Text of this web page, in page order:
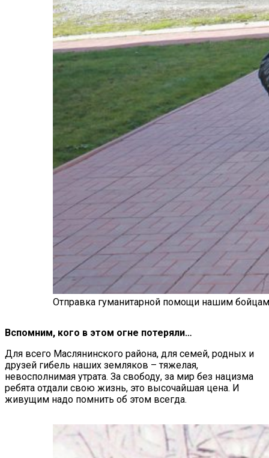
Отправка гуманитарной помощи нашим бойцам
Вспомним, кого в этом огне потеряли…
Для всего Маслянинского района, для семей, родных и
друзей гибель наших земляков – тяжелая,
невосполнимая утрата. За свободу, за мир без нацизма
ребята отдали свою жизнь, это высочайшая цена. И
живущим надо помнить об этом всегда.